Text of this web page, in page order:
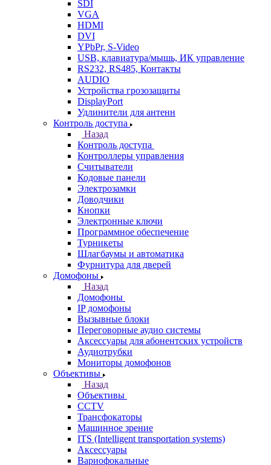
SDI
VGA
HDMI
DVI
YPbPr, S-Video
USB, клавиатура/мышь, ИК управление
RS232, RS485, Контакты
AUDIO
Устройства грозозащиты
DisplayPort
Удлинители для антенн
Контроль доступа
Назад
Контроль доступа
Контроллеры управления
Считыватели
Кодовые панели
Электрозамки
Доводчики
Кнопки
Электронные ключи
Программное обеспечение
Турникеты
Шлагбаумы и автоматика
Фурнитура для дверей
Домофоны
Назад
Домофоны
IP домофоны
Вызывные блоки
Переговорные аудио системы
Аксессуары для абонентских устройств
Аудиотрубки
Мониторы домофонов
Объективы
Назад
Объективы
CCTV
Трансфокаторы
Машинное зрение
ITS (Intelligent transportation systems)
Аксессуары
Вариофокальные